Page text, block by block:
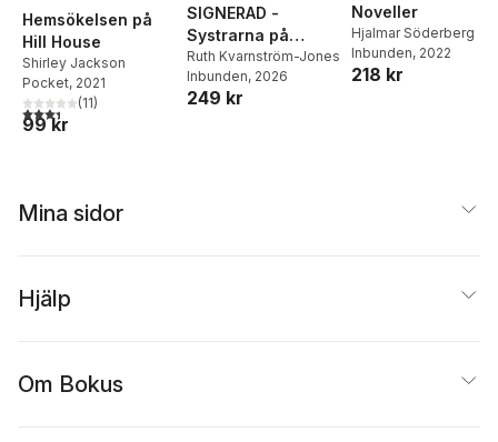
Hemsökelsen på
Hill House
Shirley Jackson
Pocket, 2021
3,4utav 5 stjärnor. Totalt antal röster:
(11)
99 kr
SIGNERAD -
Systrarna på
Sophiahemmet
Ruth Kvarnström-Jones
Inbunden, 2026
249 kr
Noveller
Hjalmar Söderberg
Inbunden, 2022
218 kr
Mina sidor
Hjälp
Om Bokus